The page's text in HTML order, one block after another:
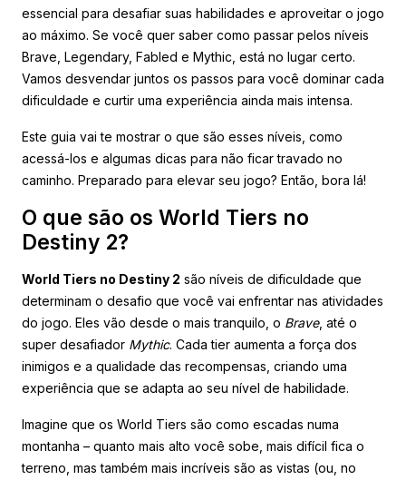
essencial para desafiar suas habilidades e aproveitar o jogo
ao máximo. Se você quer saber como passar pelos níveis
Brave, Legendary, Fabled e Mythic, está no lugar certo.
Vamos desvendar juntos os passos para você dominar cada
dificuldade e curtir uma experiência ainda mais intensa.
Este guia vai te mostrar o que são esses níveis, como
acessá-los e algumas dicas para não ficar travado no
caminho. Preparado para elevar seu jogo? Então, bora lá!
O que são os World Tiers no
Destiny 2?
World Tiers no Destiny 2 são níveis de dificuldade que
determinam o desafio que você vai enfrentar nas atividades
do jogo. Eles vão desde o mais tranquilo, o Brave, até o
super desafiador Mythic. Cada tier aumenta a força dos
inimigos e a qualidade das recompensas, criando uma
experiência que se adapta ao seu nível de habilidade.
Imagine que os World Tiers são como escadas numa
montanha – quanto mais alto você sobe, mais difícil fica o
terreno, mas também mais incríveis são as vistas (ou, no